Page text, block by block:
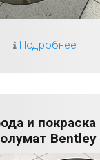
Подробнее
и
Bentley